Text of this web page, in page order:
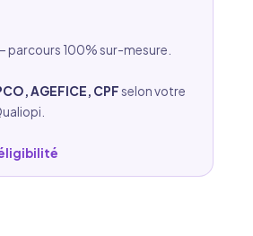
parcours 100% sur-mesure.
AGEFICE, CPFselon votre